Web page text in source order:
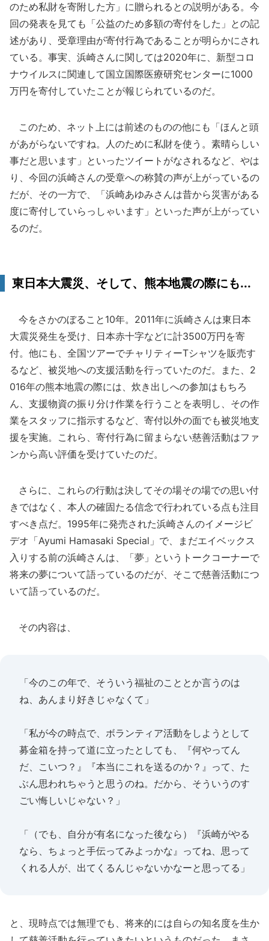
のため私財を寄附した方」に贈られるとの説明がある。今
回の発表を見ても「公益のため多額の寄付をした」との記
述があり、受章理由が寄付行為であることが明らかにされ
ている。事実、浜崎さんに関しては2020年に、新型コロ
ナウイルスに関連して国立国際医療研究センターに1000
万円を寄付していたことが報じられているのだ。
このため、ネット上には前述のものの他にも「ほんと頭
があがらないですね。人のために私財を使う。素晴らしい
事だと思います」といったツイートがなされるなど、やは
り、今回の浜崎さんの受章への称賛の声が上がっているの
だが、その一方で、「浜崎あゆみさんは昔から災害がある
度に寄付していらっしゃいます」といった声が上がってい
るのだ。
東日本大震災、そして、熊本地震の際にも...
今をさかのぼること10年。2011年に浜崎さんは東日本
大震災発生を受け、日本赤十字などに計3500万円を寄
付。他にも、全国ツアーでチャリティーTシャツを販売す
るなど、被災地への支援活動を行っていたのだ。また、2
016年の熊本地震の際には、炊き出しへの参加はもちろ
ん、支援物資の振り分け作業を行うことを表明し、その作
業をスタッフに指示するなど、寄付以外の面でも被災地支
援を実施。これら、寄付行為に留まらない慈善活動はファ
ンから高い評価を受けていたのだ。
さらに、これらの行動は決してその場その場での思い付
きではなく、本人の確固たる信念で行われている点も注目
すべき点だ。1995年に発売された浜崎さんのイメージビ
デオ「Ayumi Hamasaki Special」で、まだエイベックス
入りする前の浜崎さんは、「夢」というトークコーナーで
将来の夢について語っているのだが、そこで慈善活動につ
いて語っているのだ。
その内容は、
「今のこの年で、そういう福祉のこととか言うのは
ね、あんまり好きじゃなくて」
「私が今の時点で、ボランティア活動をしようとして
募金箱を持って道に立ったとしても、『何やってん
だ、こいつ？』『本当にこれを送るのか？』って、た
ぶん思われちゃうと思うのね。だから、そういうのす
ごい悔しいじゃない？」
「（でも、自分が有名になった後なら）『浜崎がやる
なら、ちょっと手伝ってみよっかな』ってね、思って
くれる人が、出てくるんじゃないかなーと思ってる」
と、現時点では無理でも、将来的には自らの知名度を生か